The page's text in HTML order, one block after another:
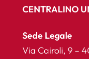
CENTRALINO
Sede Legale
Via Cairoli, 9 –